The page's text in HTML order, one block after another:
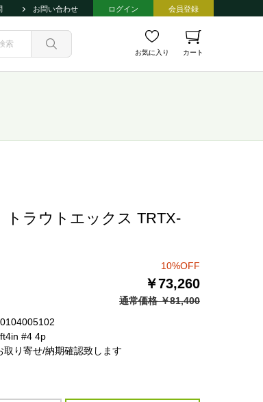
お問い合わせ ログイン 会員登録
お気に入り カート
トラウトエックス TRTX-
10%OFF
￥73,260
通常価格 ￥81,400
#4 4p
取り寄せ/納期確認致します